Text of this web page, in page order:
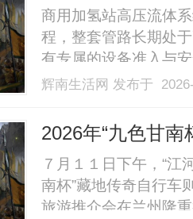
管控标准
商用加氢站高压流体
程，整套管路长期处
有专属的设备准入与
能力、密封性能与时
化，长期运行易出现
流.........
辉南生活网 发布于
2026年“九色甘
推介会在兰成功
７月１１日下午，“江
南杯”藏地传奇自行车
旅游推介会在兰州隆